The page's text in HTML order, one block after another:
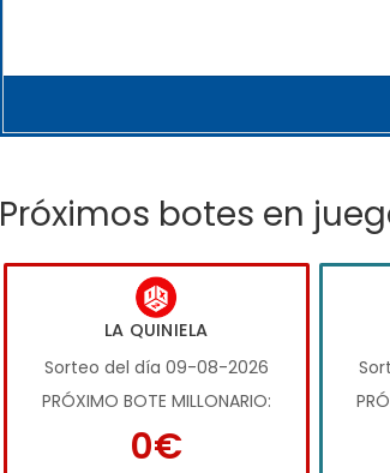
Próximos botes en
LA QUINIELA
Sorteo del día 09-08-2026
PRÓXIMO BOTE MILLONARIO:
0€